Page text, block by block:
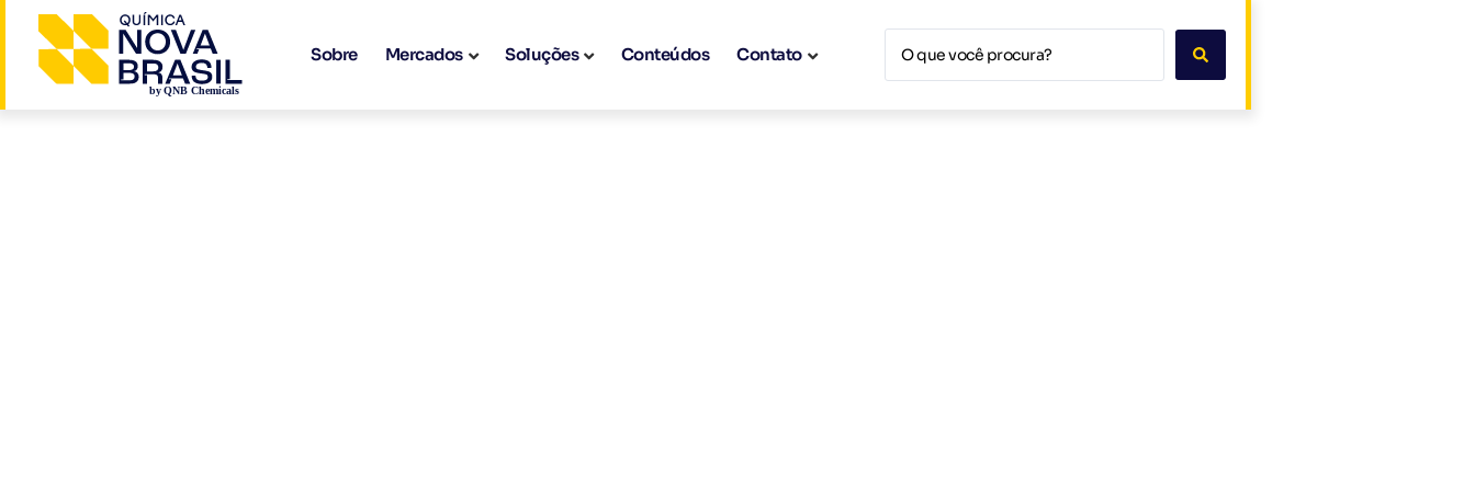
Sobre Mercados Soluções Conteúdos Contato